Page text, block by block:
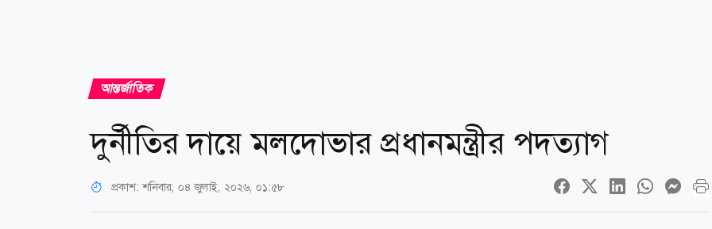
আন্তর্জাতিক
দুর্নীতির দায়ে মলদোভার প্রধানমন্ত্রীর পদত্যাগ
প্রকাশ:শনিবার, ০৪ জুলাই, ২০২৬, ০১:৫৮